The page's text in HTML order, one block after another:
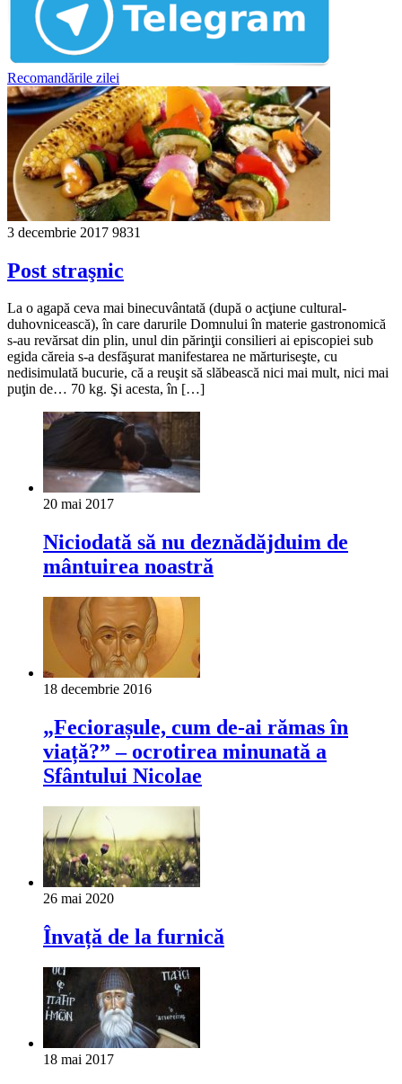
Recomandările zilei
3 decembrie 2017 9831
Post straşnic
La o agapă ceva mai binecuvântată (după o acţiune cultural-
duhovnicească), în care darurile Domnului în materie gastronomică
s-au revărsat din plin, unul din părinţii consilieri ai episcopiei sub
egida căreia s-a desfăşurat manifestarea ne mărturiseşte, cu
nedisimulată bucurie, că a reuşit să slăbească nici mai mult, nici mai
puţin de… 70 kg. Şi acesta, în […]
20 mai 2017
Niciodată să nu deznădăjduim de
mântuirea noastră
18 decembrie 2016
„Feciorașule, cum de-ai rămas în
viață?” – ocrotirea minunată a
Sfântului Nicolae
26 mai 2020
Învață de la furnică
18 mai 2017